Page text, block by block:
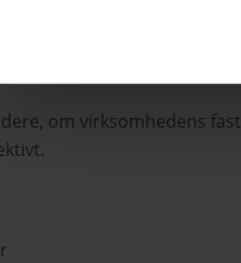
sammenhæng er
/ antal solgte enheder
om virksomhedens